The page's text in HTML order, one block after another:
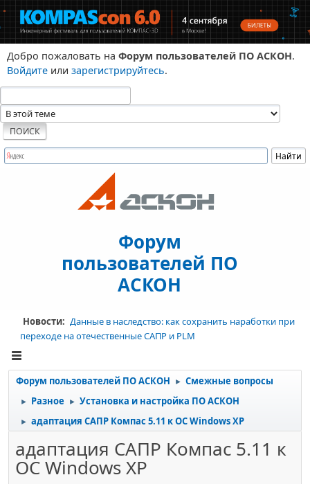
Добро пожаловать на Форум пользователей ПО АСКОН.
Войдите или зарегистрируйтесь.
Форум
пользователей ПО
АСКОН
Новости: Данные в наследство: как сохранить наработки при
переходе на отечественные САПР и PLM
Форум пользователей ПО АСКОН ► Смежные вопросы
► Разное ► Установка и настройка ПО АСКОН
► адаптация САПР Компас 5.11 к ОС Windows XP
адаптация САПР Компас 5.11 к
ОС Windows XP